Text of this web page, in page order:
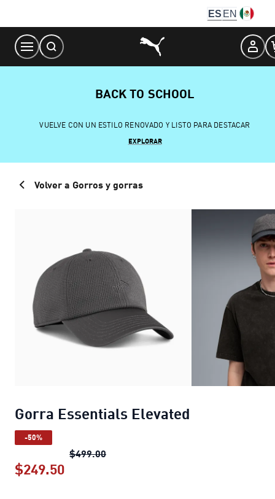
Content
ES EN
BACK TO SCHOOL
VUELVE CON UN ESTILO RENOVADO Y LISTO PARA DESTACAR
EXPLORAR
Volver a Gorros y gorras
Gorra Essentials Elevated
-50%
$499.00Gorra Essentials Elevated
$249.50